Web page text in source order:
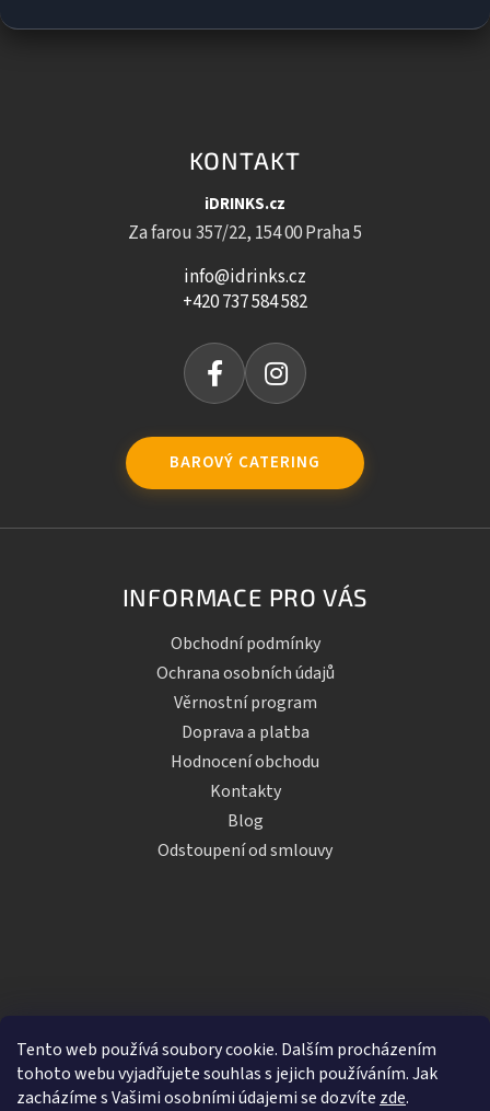
Tento web používá soubory cookie. Dalším procházením
tohoto webu vyjadřujete souhlas s jejich používáním. Jak
zacházíme s Vašimi osobními údajemi se dozvíte zde.
KONTAKT
iDRINKS.cz
Za farou 357/22, 154 00 Praha 5
info@idrinks.cz
+420 737 584 582
BAROVÝ CATERING
INFORMACE PRO VÁS
Obchodní podmínky
Ochrana osobních údajů
Věrnostní program
Doprava a platba
Hodnocení obchodu
Kontakty
Blog
Odstoupení od smlouvy
Vytvořil Shoptet